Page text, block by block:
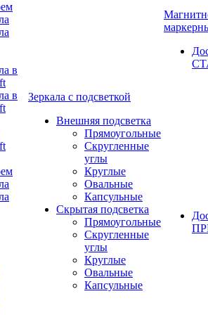
в
в
Зеркала с подсветкой
Внешняя подсветка
Прямоугольные
Скругленные
углы
Круглые
Овальные
Капсульные
Скрытая подсветка
Прямоугольные
Скругленные
углы
Круглые
Овальные
Капсульные